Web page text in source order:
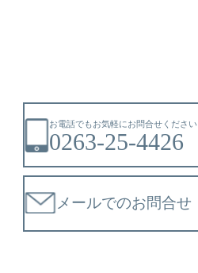
お電話でもお気軽にお問合せください
0263-25-4426
メールでのお問合せ